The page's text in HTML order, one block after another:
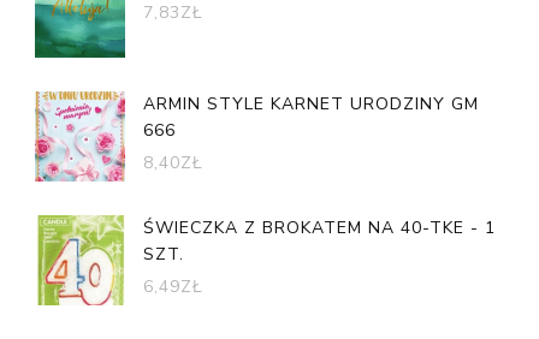
7,83ZŁ
ARMIN STYLE KARNET URODZINY GM
666
8,40ZŁ
ŚWIECZKA Z BROKATEM NA 40-TKE - 1
SZT.
6,49ZŁ